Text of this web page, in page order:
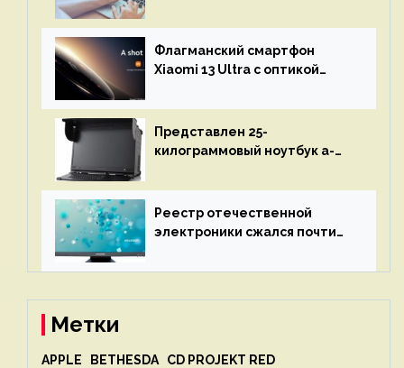
остановится до полного
восстановления кода и
объяснит, что пошло не так
Флагманский смартфон
Xiaomi 13 Ultra с оптикой
представят 18 апреля
Представлен 25-
килограммовый ноутбук a-
до 3 Тбайт DDR5 и шесть
дисплеев
Реестр отечественной
электроники сжался почти
Метки
APPLE BETHESDA CD PROJEKT RED